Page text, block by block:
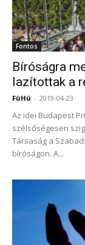
Fontos
Bíróságra
lazítottak a
FüHü - 2019-04-23
Az idei Budapest
szélsőségesen
Társaság a
bíróságon. A...